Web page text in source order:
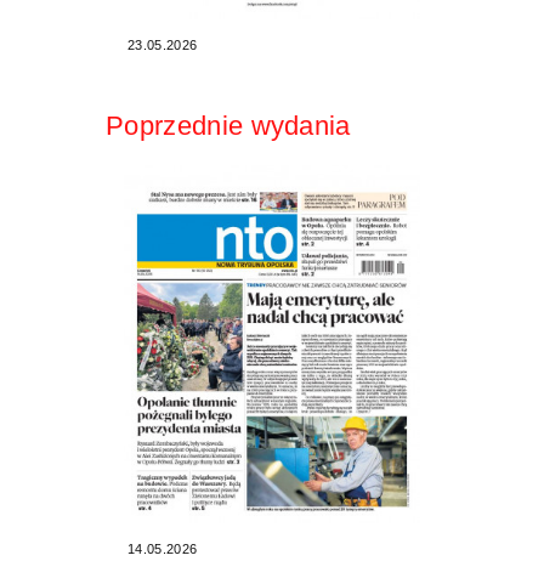
23.05.2026
Poprzednie wydania
14.05.2026